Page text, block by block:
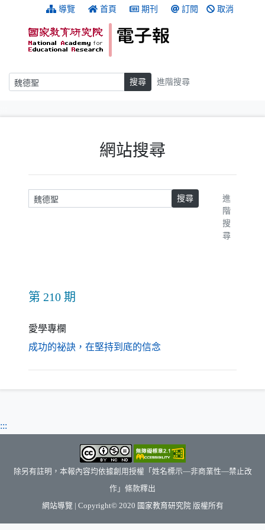
跳到主要內容 導覽 首頁 期刊 訂閱 取消
搜尋 搜尋 進階搜尋
網站搜尋
請輸入關鍵字 搜尋
進
階
搜
尋
第 210 期
愛學專欄
成功的祕訣，在堅持到底的信念
:::
除另有註明，本報內容均依據創用授權「姓名標示—非商業性—禁止改
作」條款釋出
網站導覽 | Copyright© 2020 國家教育研究院（另開新視窗）
版權所有